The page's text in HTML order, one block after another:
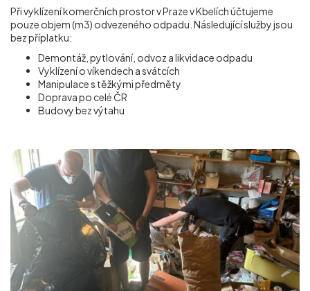
Při vyklízení komerčních prostor v Praze v Kbelích účtujeme
pouze objem (m3) odvezeného odpadu. Následující služby jsou
bez příplatku:
Demontáž, pytlování, odvoz a likvidace odpadu
Vyklízení o víkendech a svátcích
Manipulace s těžkými předměty
Doprava po celé ČR
Budovy bez výtahu